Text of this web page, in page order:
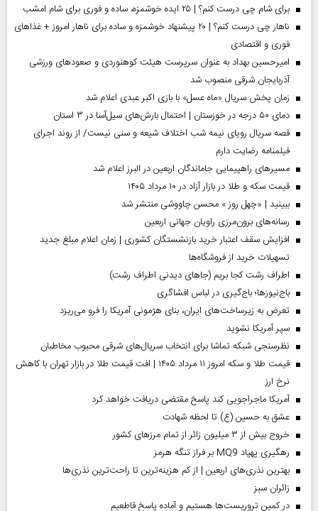
برای شام چی درست کنم؟ | ۲۵ ایده خوشمزه، ساده و فوری برای شام امشب
ناهار چی درست کنم؟ | ۲۰ پیشنهاد خوشمزه و ساده برای ناهار امروز + غذاهای
فوری و اقتصادی
امیرحسین بهداد به عنوان سرپرست هیئت کوهنوردی و صعودهای ورزشی
آذربایجان شرقی منصوب شد
زمان پخش سریال «ماه عسل» با بازی اکبر عبدی اعلام شد
دمای ۵۰ درجه در خوزستان | احتمال بارش‌های سیل‌آسا در ۳ استان
قصه سریال رویای نیمه شب اختلاف شیعه و سنی نیست/ از روند اجرای
فیلمنامه رضایت دارم
مسیر‌های راهپیمایی جاماندگان اربعین در البرز اعلام شد
قیمت سکه و طلا در بازار آزاد در ۱۰ مرداد ۱۴۰۵
ببینید | «چهل روز » محسن چاووشی منتشر شد
رسانه‌های برون‌مرزی راویان جهانی اربعین
افزایش سقف اعتبار خرید بازنشستگان کشوری | زمان اعلام مبلغ جدید
تسهیلات خرید از فروشگاه‌ها
اطراف رشت کجا بریم (جاهای دیدنی اطراف رشت)
باج‌نیوزها؛ باج‌گیری در لباس افشاگری
تعرض به زیرساخت‌های ایران، بنای هژمونی آمریکا را فرو می‌ریزد
سپر آمریکا نشوید
نظرسنجی شبکه تماشا برای انتخاب سریال‌های شرقی محبوب مخاطبان
قیمت طلا و سکه امروز ۱۱ مرداد ۱۴۰۵ | افت قیمت طلا در بازار تهران با کاهش
نرخ ارز
آمریکا ماجراجویی کند پاسخ مقتضی دریافت خواهد کرد
عشق به حسین (ع) تا لحظه شهادت
خروج بیش از ۳ میلیون زائر از تمام مرز‌های کشور
رهگیری پهپاد MQ9 بر فراز تنگه هرمز
بهترین نذری‌های اربعین | از کم هزینه‌ترین تا راحت‌ترین نذری‌ها
‌زائران سبز
در کمین تروریست‌ها هستیم و آماده پاسخ قاطعیم